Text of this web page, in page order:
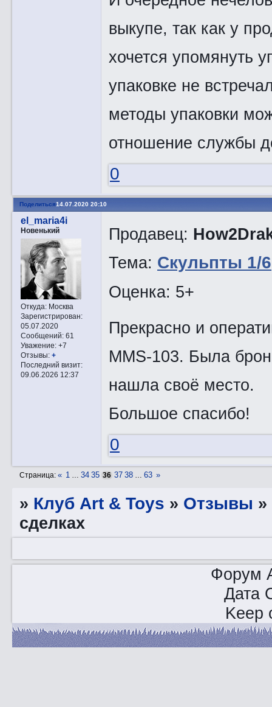
выкупе, так как у
хочется упомянуть
упаковке не
методы упаковки
отношение службы
0
Поделиться14.07.2020 20:10
el_maria4i
Новенький
Откуда:Москва
Зарегистрирован:
05.07.2020
Сообщений:61
Уважение: +7
Отзывы: +
Последний визит:
09.06.2026 12:37
Продавец:
Тема: Скульпты 1/6
Оценка: 5+
Прекрасно и
MMS-103. Была
нашла своё место.
Большое спасибо!
0
Страница:« 1 … 34 35 36 37 38 … 63 »
» Клуб Art & Toys » Отзывы »
сделках
Форум
Дата
Keep